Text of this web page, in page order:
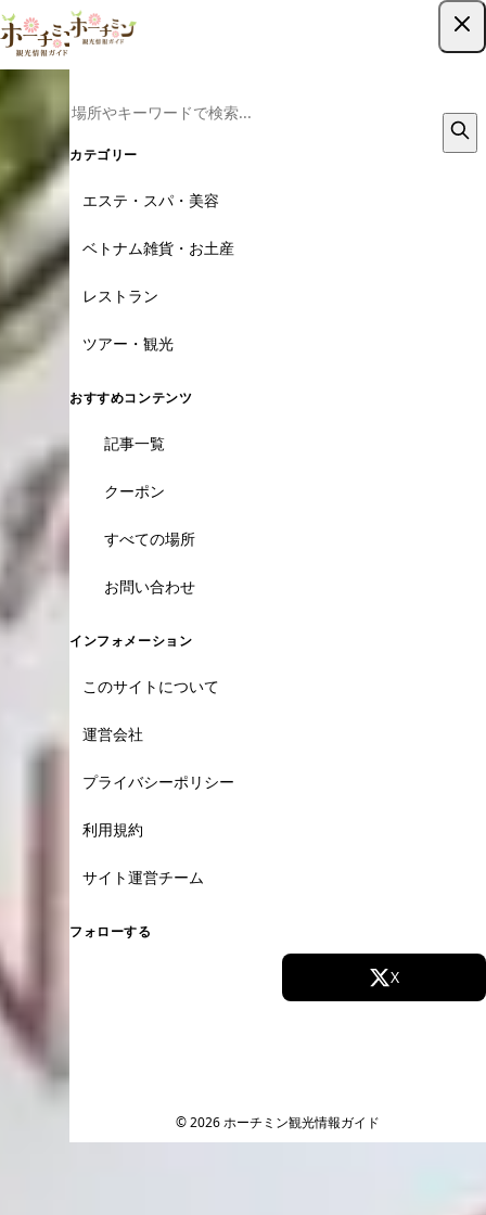
カテゴリー
エステ・スパ・美容
ベトナム雑貨・お土産
レストラン
ツアー・観光
おすすめコンテンツ
記事一覧
クーポン
すべての場所
お問い合わせ
インフォメーション
このサイトについて
運営会社
プライバシーポリシー
利用規約
サイト運営チーム
フォローする
X
© 2026 ホーチミン観光情報ガイド